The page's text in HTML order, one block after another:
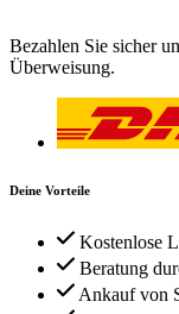
Bezahlen Sie sicher
Überweisung.
Deine Vorteile
Kostenlose
Beratung
Ankauf von